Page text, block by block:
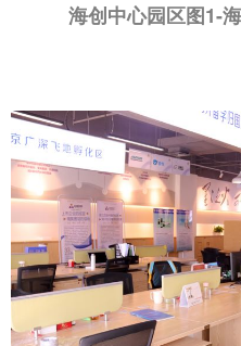
海创中心园区图1-